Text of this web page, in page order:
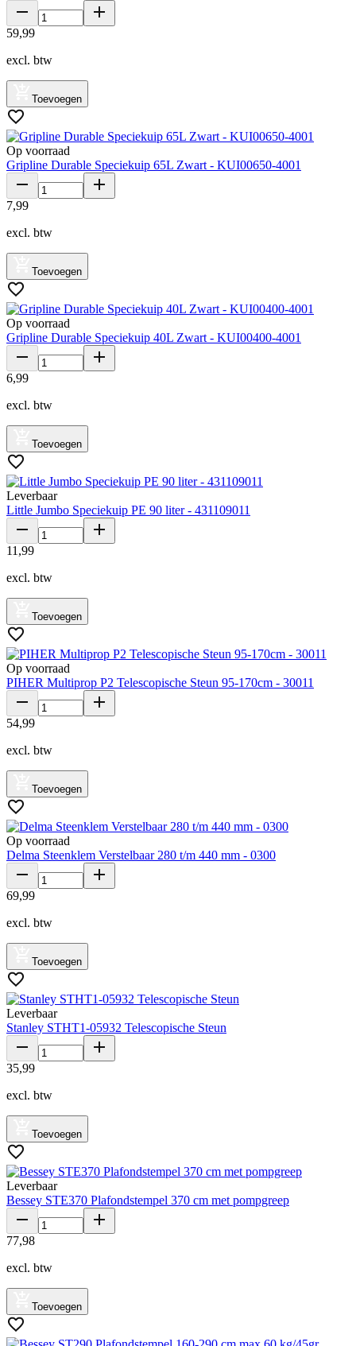
59,99
excl. btw
Toevoegen
Op voorraad
Gripline Durable Speciekuip 65L Zwart - KUI00650-4001
7,99
excl. btw
Toevoegen
Op voorraad
Gripline Durable Speciekuip 40L Zwart - KUI00400-4001
6,99
excl. btw
Toevoegen
Leverbaar
Little Jumbo Speciekuip PE 90 liter - 431109011
11 ,99
excl. btw
Toevoegen
Op voorraad
PIHER Multiprop P2 Telescopische Steun 95-170cm - 30011
54,99
excl. btw
Toevoegen
Op voorraad
Delma Steenklem Verstelbaar 280 t/m 440 mm - 0300
69,99
excl. btw
Toevoegen
Leverbaar
Stanley STHT1-05932 Telescopische Steun
35,99
excl. btw
Toevoegen
Leverbaar
Bessey STE370 Plafondstempel 370 cm met pompgreep
77,98
excl. btw
Toevoegen